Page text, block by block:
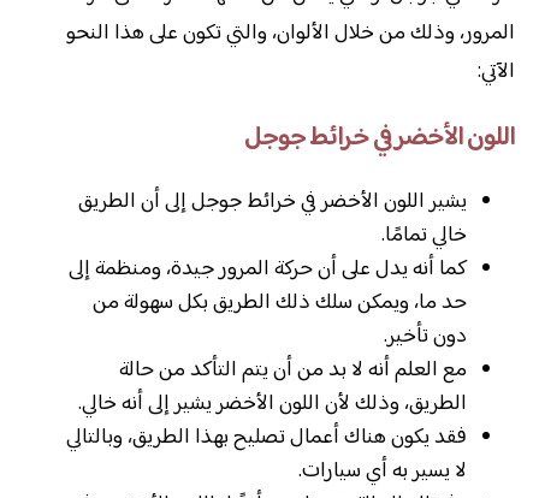
المرور، وذلك من خلال الألوان، والتي تكون على هذا النحو
الآتي:
اللون الأخضر في خرائط جوجل
يشير اللون الأخضر في خرائط جوجل إلى أن الطريق
خالي تمامًا.
كما أنه يدل على أن حركة المرور جيدة، ومنظمة إلى
حد ما، ويمكن سلك ذلك الطريق بكل سهولة من
دون تأخير.
مع العلم أنه لا بد من أن يتم التأكد من حالة
الطريق، وذلك لأن اللون الأخضر يشير إلى أنه خالي.
فقد يكون هناك أعمال تصليح بهذا الطريق، وبالتالي
لا يسير به أي سيارات.